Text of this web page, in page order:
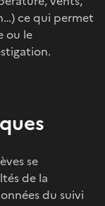
ce qui permet
ou le
se
de la
du suivi